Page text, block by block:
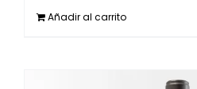
Añadir al carrito